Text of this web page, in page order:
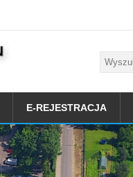
E-REJESTRACJA